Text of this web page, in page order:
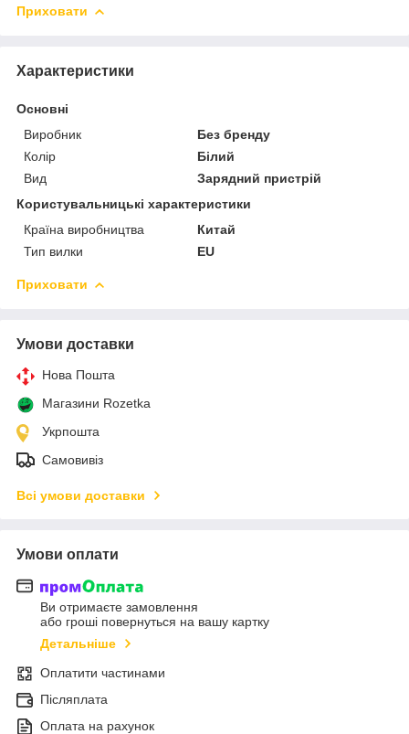
Приховати
Характеристики
Основні
Виробник
Без бренду
Колір
Білий
Вид
Зарядний пристрій
Користувальницькі характеристики
Країна виробництва
Китай
Тип вилки
EU
Приховати
Умови доставки
Нова Пошта
Магазини Rozetka
Укрпошта
Самовивіз
Всі умови доставки
Умови оплати
Ви отримаєте замовлення
або гроші повернуться на вашу картку
Детальніше
Оплатити частинами
Післяплата
Оплата на рахунок